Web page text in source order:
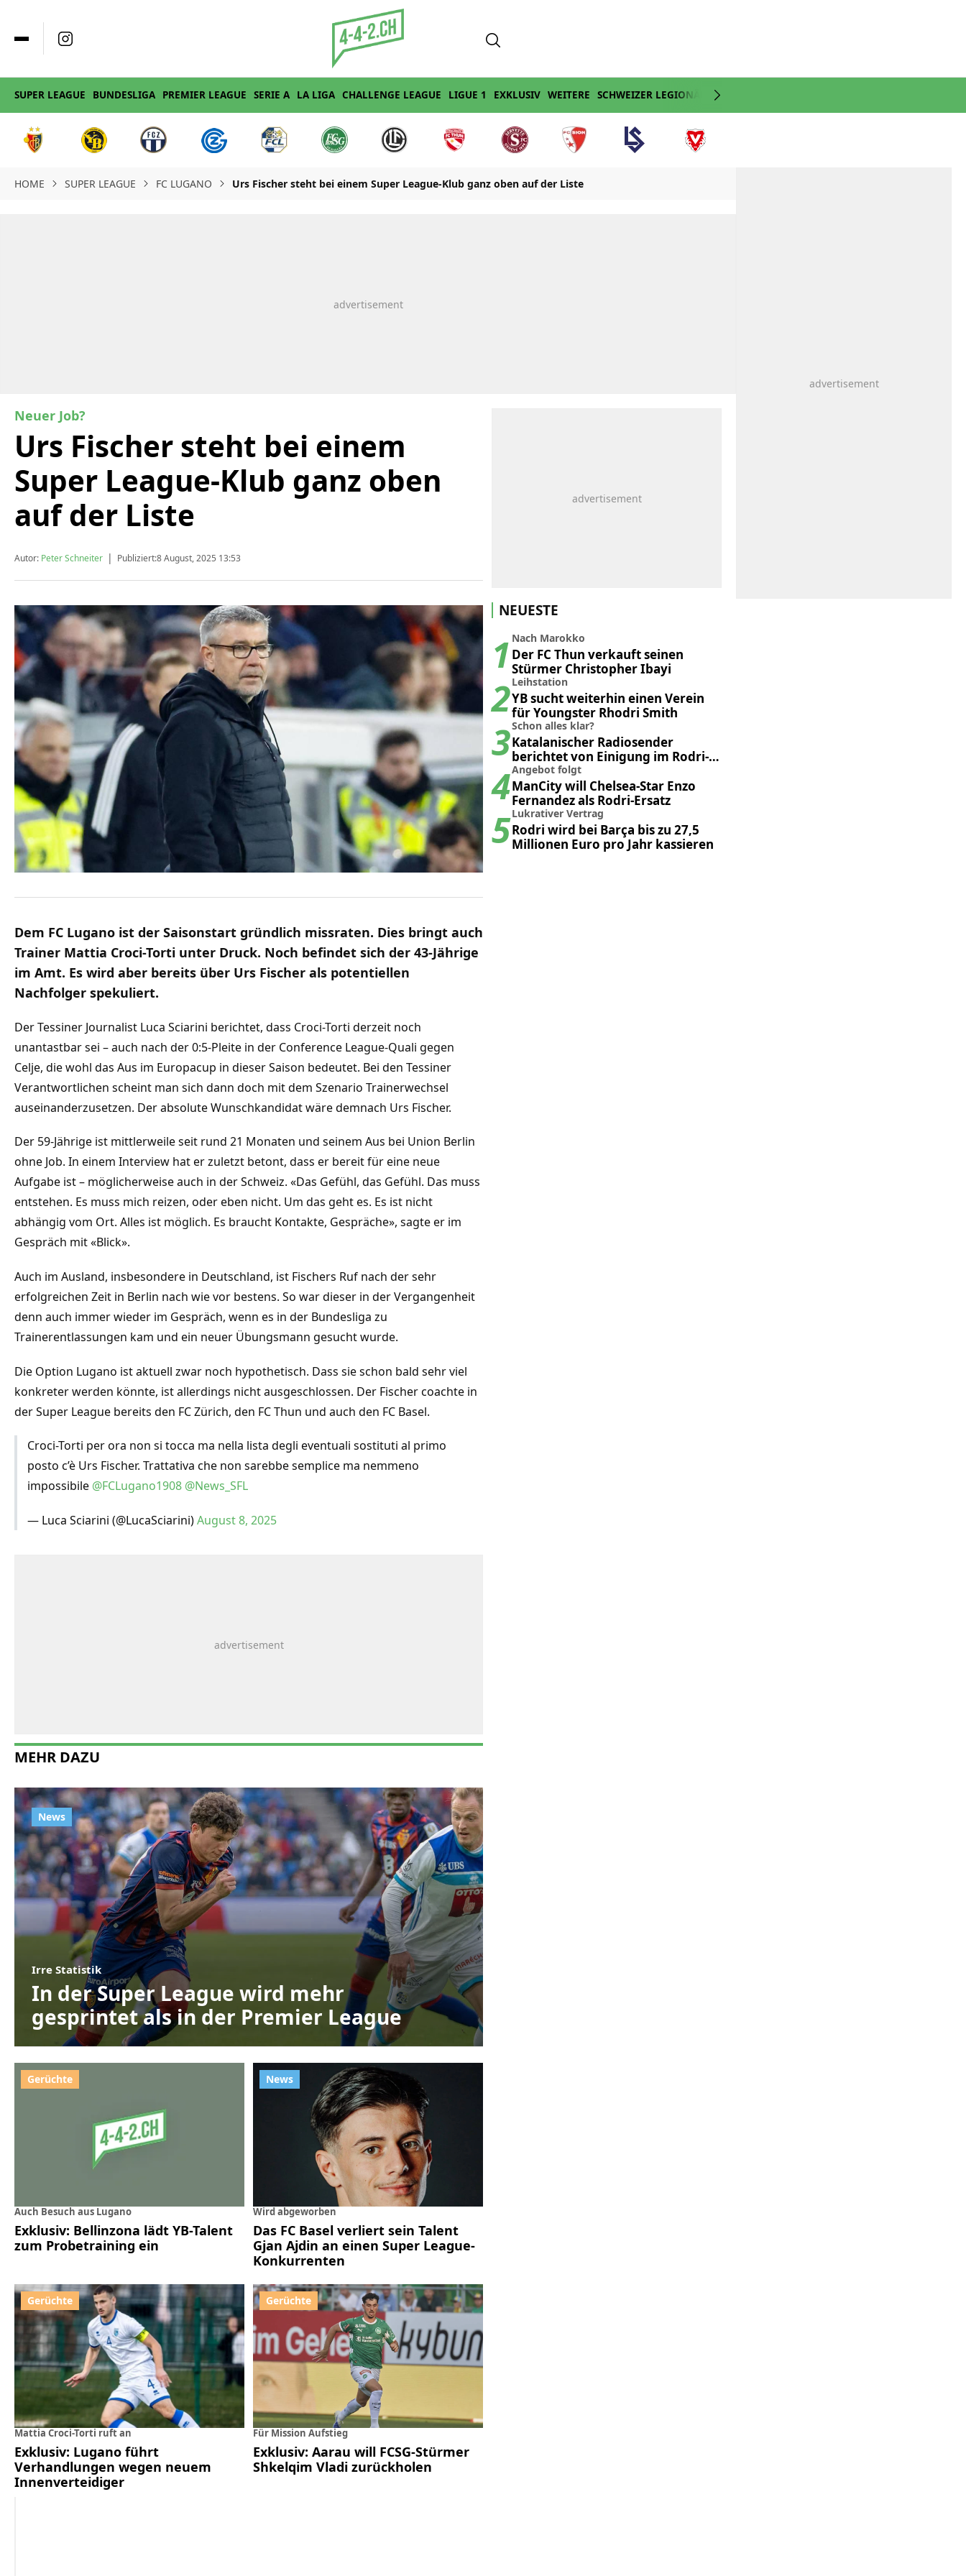
SUPER LEAGUE BUNDESLIGA PREMIER LEAGUE SERIE A LA LIGA CHALLENGE LEAGUE LIGUE 1 EXKLUSIV WEITERE SCHWEIZER LEGIONÄRE NATI
HOME SUPER LEAGUE FC LUGANO Urs Fischer steht bei einem Super League-Klub ganz oben auf der Liste
Neuer Job?
Urs Fischer steht bei einem
Super League-Klub ganz oben
auf der Liste
Autor: Peter Schneiter | Publiziert:8 August, 2025 13:53
Dem FC Lugano ist der Saisonstart gründlich missraten. Dies bringt auch
Trainer Mattia Croci-Torti unter Druck. Noch befindet sich der 43-Jährige
im Amt. Es wird aber bereits über Urs Fischer als potentiellen
Nachfolger spekuliert.
Der Tessiner Journalist Luca Sciarini berichtet, dass Croci-Torti derzeit noch
unantastbar sei – auch nach der 0:5-Pleite in der Conference League-Quali gegen
Celje, die wohl das Aus im Europacup in dieser Saison bedeutet. Bei den Tessiner
Verantwortlichen scheint man sich dann doch mit dem Szenario Trainerwechsel
auseinanderzusetzen. Der absolute Wunschkandidat wäre demnach Urs Fischer.
Der 59-Jährige ist mittlerweile seit rund 21 Monaten und seinem Aus bei Union Berlin
ohne Job. In einem Interview hat er zuletzt betont, dass er bereit für eine neue
Aufgabe ist – möglicherweise auch in der Schweiz. «Das Gefühl, das Gefühl. Das muss
entstehen. Es muss mich reizen, oder eben nicht. Um das geht es. Es ist nicht
abhängig vom Ort. Alles ist möglich. Es braucht Kontakte, Gespräche», sagte er im
Gespräch mit «Blick».
Auch im Ausland, insbesondere in Deutschland, ist Fischers Ruf nach der sehr
erfolgreichen Zeit in Berlin nach wie vor bestens. So war dieser in der Vergangenheit
denn auch immer wieder im Gespräch, wenn es in der Bundesliga zu
Trainerentlassungen kam und ein neuer Übungsmann gesucht wurde.
Die Option Lugano ist aktuell zwar noch hypothetisch. Dass sie schon bald sehr viel
konkreter werden könnte, ist allerdings nicht ausgeschlossen. Der Fischer coachte in
der Super League bereits den FC Zürich, den FC Thun und auch den FC Basel.
Croci-Torti per ora non si tocca ma nella lista degli eventuali sostituti al primo
posto c’è Urs Fischer. Trattativa che non sarebbe semplice ma nemmeno
impossibile @FCLugano1908 @News_SFL
— Luca Sciarini (@LucaSciarini)August 8, 2025
MEHR DAZU
Irre Statistik
In der Super League wird mehr
gesprintet als in der Premier League
Auch Besuch aus Lugano
Exklusiv: Bellinzona lädt YB-Talent
zum Probetraining ein
Wird abgeworben
Das FC Basel verliert sein Talent
Gjan Ajdin an einen Super League-
Konkurrenten
Mattia Croci-Torti ruft an
Exklusiv: Lugano führt
Verhandlungen wegen neuem
Innenverteidiger
Für Mission Aufstieg
Exklusiv: Aarau will FCSG-Stürmer
Shkelqim Vladi zurückholen
NEUESTE
1 Nach Marokko
Der FC Thun verkauft seinen
Stürmer Christopher Ibayi
2Leihstation
YB sucht weiterhin einen Verein
für Youngster Rhodri Smith
3Schon alles klar?
Katalanischer Radiosender
berichtet von Einigung im Rodri-
Poker
4Angebot folgt
ManCity will Chelsea-Star Enzo
Fernandez als Rodri-Ersatz
5Lukrativer Vertrag
Rodri wird bei Barça bis zu 27,5
Millionen Euro pro Jahr kassieren